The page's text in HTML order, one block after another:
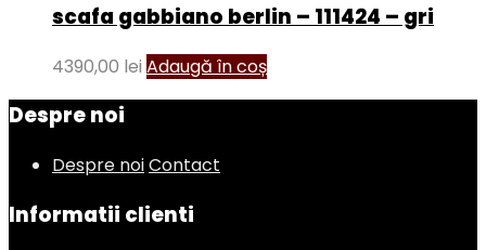
scafa gabbiano berlin – 111424 – gri
4390,00 lei Adaugă în coș
Despre noi
Despre noiContact
Informatii clienti